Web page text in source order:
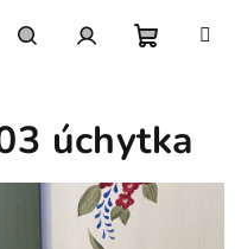
košík
úchytka